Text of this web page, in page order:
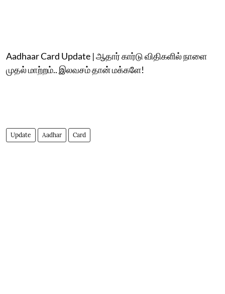
Aadhaar Card Update | ஆதார் கார்டு விதிகளில் நாளை
முதல் மாற்றம்.. இலவசம் தான் மக்களே!
Update Aadhar Card